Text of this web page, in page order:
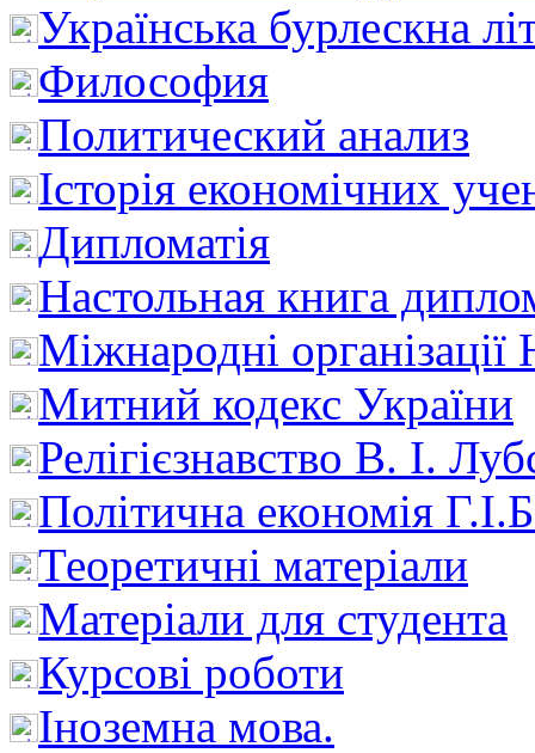
Українська бурлескна
Философия
Политический анализ
Історія економічних
Дипломатія
Настольная книга
Міжнародні
Митний кодекс України
Релігієзнавство В. І.
Політична економія
Теоретичні матеріали
Матеріали для студента
Курсові роботи
Іноземна мова.